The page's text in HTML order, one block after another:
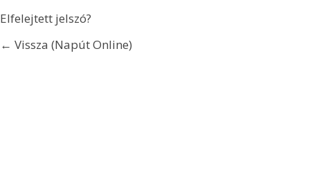
Elfelejtett jelszó?
← Vissza (Napút Online)